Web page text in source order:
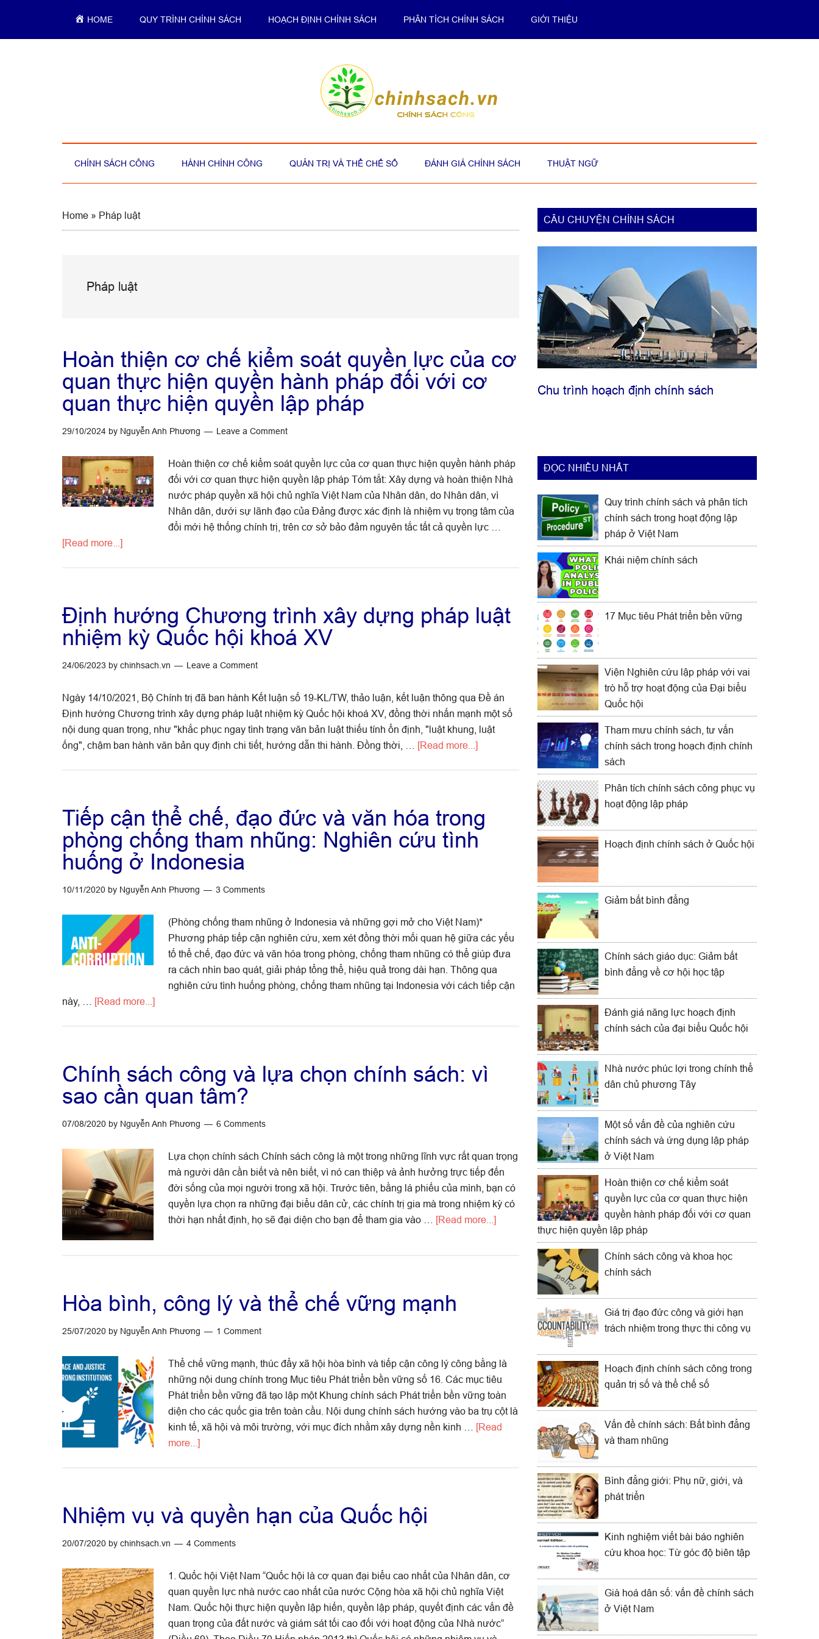
main
secondary
primary
footer
HOME QUY TRÌNH CHÍNH SÁCH HOẠCH ĐỊNH CHÍNH SÁCH PHÂN TÍCH CHÍNH SÁCH GIỚI THIỆU
CHÍNH SÁCH CÔNG HÀNH CHÍNH CÔNG QUẢN TRỊ VÀ THỂ CHẾ SỐ ĐÁNH GIÁ CHÍNH SÁCH THUẬT NGỮ
Home » Pháp luật
Pháp luật
Hoàn thiện cơ chế kiểm soát quyền lực của cơ
quan thực hiện quyền hành pháp đối với cơ
quan thực hiện quyền lập pháp
29/10/2024 by Nguyễn Anh Phương Leave a Comment
Hoàn thiện cơ chế kiểm soát quyền lực của cơ quan thực hiện quyền hành pháp
đối với cơ quan thực hiện quyền lập pháp Tóm tắt: Xây dựng và hoàn thiện Nhà
nước pháp quyền xã hội chủ nghĩa Việt Nam của Nhân dân, do Nhân dân, vì
Nhân dân, dưới sự lãnh đạo của Ðảng được xác định là nhiệm vụ trọng tâm của
đổi mới hệ thống chính trị, trên cơ sở bảo đảm nguyên tắc tất cả quyền lực …
[Read more...]about
kiểm
soát
lực
cơ
quan
thực
hiện
đối
với
cơ
quan
hiện
lập
pháp
Định hướng Chương trình xây dựng pháp luật
nhiệm kỳ Quốc hội khoá XV
24/06/2023 by chinhsach.vn Leave a Comment
Ngày 14/10/2021, Bộ Chính trị đã ban hành Kết luận số 19-KL/TW, thảo luận, kết luận thông qua Đề án
Định hướng Chương trình xây dựng pháp luật nhiệm kỳ Quốc hội khoá XV, đồng thời nhấn mạnh một số
nội dung quan trọng, như "khắc phục ngay tình trạng văn bản luật thiếu tính ổn định, "luật khung, luật
ống", chậm ban hành văn bản quy định chi tiết, hướng dẫn thi hành. Đồng thời, …
[Read more...]about
xây
dựng
Quốc
hội
khoá
XV
Tiếp cận thể chế, đạo đức và văn hóa trong
phòng chống tham nhũng: Nghiên cứu tình
huống ở Indonesia
10/11/2020 by Nguyễn Anh Phương 3 Comments
(Phòng chống tham nhũng ở Indonesia và những gợi mở cho Việt Nam)*
Phương pháp tiếp cận nghiên cứu, xem xét đồng thời mối quan hệ giữa các yếu
tố thể chế, đạo đức và văn hóa trong phòng, chống tham nhũng có thể giúp đưa
ra cách nhìn bao quát, giải pháp tổng thể, hiệu quả trong dài hạn. Thông qua
nghiên cứu tình huống phòng, chống tham nhũng tại Indonesia với cách tiếp cận
này, …
[Read more...]about
chế,
đạo
đức
văn
trong
phòng
chống
tham
nhũng:
Chính sách công và lựa chọn chính sách: vì
sao cần quan tâm?
07/08/2020 by Nguyễn Anh Phương 6 Comments
Lựa chọn chính sách Chính sách công là một trong những lĩnh vực rất quan trọng
mà người dân cần biết và nên biết, vì nó can thiệp và ảnh hưởng trực tiếp đến
đời sống của mọi người trong xã hội. Trước tiên, bằng lá phiếu của mình, bạn có
quyền lựa chọn ra những đại biểu dân cử, các chính trị gia mà trong nhiệm kỳ có
thời hạn nhất định, họ sẽ đại diện cho bạn để tham gia vào …
[Read more...]about
vì
sao
cần
quan
tâm?
Hòa bình, công lý và thể chế vững mạnh
25/07/2020 by Nguyễn Anh Phương 1 Comment
Thể chế vững mạnh, thúc đẩy xã hội hòa bình và tiếp cận công lý công bằng là
những nội dung chính trong Mục tiêu Phát triển bền vững số 16. Các mục tiêu
Phát triển bền vững đã tạo lập một Khung chính sách Phát triển bền vững toàn
diện cho các quốc gia trên toàn cầu. Nội dung chính sách hướng vào ba trụ cột là
kinh tế, xã hội và môi trường, với mục đích nhằm xây dựng nền kinh …
[Read
more...]about
và
mạnh
Nhiệm vụ và quyền hạn của Quốc hội
20/07/2020 by chinhsach.vn 4 Comments
1. Quốc hội Việt Nam “Quốc hội là cơ quan đại biểu cao nhất của Nhân dân, cơ
quan quyền lực nhà nước cao nhất của nước Cộng hòa xã hội chủ nghĩa Việt
Nam. Quốc hội thực hiện quyền lập hiến, quyền lập pháp, quyết định các vấn đề
quan trọng của đất nước và giám sát tối cao đối với hoạt động của Nhà nước”
Primary
CÂU CHUYỆN CHÍNH SÁCH
Chu trình hoạch định chính sách
ĐỌC NHIỀU NHẤT
Quy trình chính sách và phân tích
chính sách trong hoạt động lập
pháp ở Việt Nam
Khái niệm chính sách
17 Mục tiêu Phát triển bền vững
Viện Nghiên cứu lập pháp với vai
trò hỗ trợ hoạt động của Đại biểu
Quốc hội
Tham mưu chính sách, tư vấn
chính sách trong hoạch định chính
sách
Phân tích chính sách công phục vụ
hoạt động lập pháp
Hoạch định chính sách ở Quốc hội
Giảm bất bình đẳng
Chính sách giáo dục: Giảm bất
bình đẳng về cơ hội học tập
Đánh giá năng lực hoạch định
chính sách của đại biểu Quốc hội
Nhà nước phúc lợi trong chính thể
dân chủ phương Tây
Một số vấn đề của nghiên cứu
chính sách và ứng dụng lập pháp
ở Việt Nam
Hoàn thiện cơ chế kiểm soát
quyền lực của cơ quan thực hiện
quyền hành pháp đối với cơ quan
thực hiện quyền lập pháp
Chính sách công và khoa học
chính sách
Giá trị đạo đức công và giới hạn
trách nhiệm trong thực thi công vụ
Hoạch định chính sách công trong
quản trị số và thể chế số
Vấn đề chính sách: Bất bình đẳng
và tham nhũng
Bình đẳng giới: Phụ nữ, giới, và
phát triển
Kinh nghiệm viết bài báo nghiên
cứu khoa học: Từ góc độ biên tập
Già hoá dân số: vấn đề chính sách
ở Việt Nam